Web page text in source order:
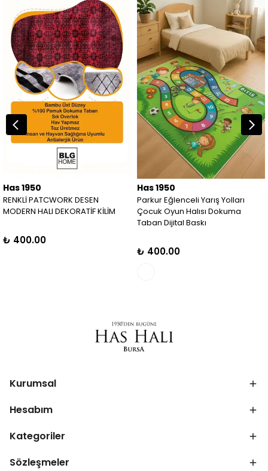
Has 1950
RENKLİ PATCWORK DESEN
MODERN HALI DEKORATİF KİLİM
₺ 400.00
Has 1950
Parkur Eğlenceli Yarış Yolları
Çocuk Oyun Halısı Dokuma
Taban Dijital Baskı
₺ 400.00
Kurumsal
Hesabım
Kategoriler
Sözleşmeler